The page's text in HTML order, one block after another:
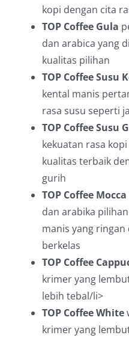
kopi dengan cita
TOP Coffee Gula
dan arabica yang
kualitas pilihan
TOP Coffee Susu
kental manis
rasa susu seperti
TOP Coffee Susu
kekuatan rasa
kualitas terbaik
gurih
TOP Coffee Mocca
dan arabika
manis yang
berkelas
TOP Coffee
krimer yang
lebih tebal/li>
TOP Coffee White
krimer yang